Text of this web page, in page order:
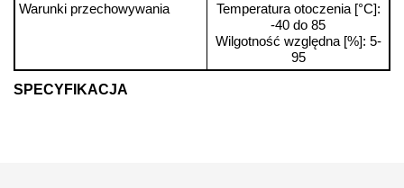
SPECYFIKACJA
Warunki przechowywania
Temperatura otoczenia [°C]:
-40 do 85
Wilgotność względna [%]: 5-
95